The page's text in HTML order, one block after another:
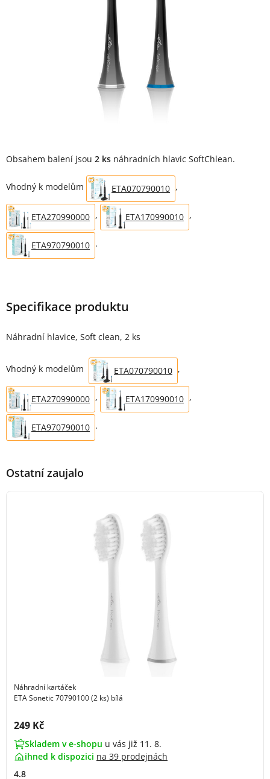
Obsahem balení jsou 2 ks náhradních hlavic SoftChlean.
Vhodný k modelům ETA070790010 ,
ETA270990000 , ETA170990010 ,
ETA970790010 .
Specifikace produktu
Náhradní hlavice, Soft clean, 2 ks
Vhodný k modelům ETA070790010 ,
ETA270990000 , ETA170990010 ,
ETA970790010 .
Ostatní zaujalo
Náhradní kartáček
ETA Sonetic 70790100 (2 ks) bílá
Cena s DPH:
249 Kč
Skladem v e-shopu u vás již 11. 8.
ihned k dispozici na 39 prodejnách
4.8